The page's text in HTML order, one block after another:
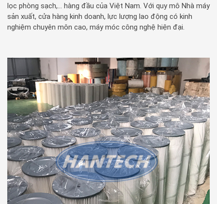
lọc phòng sạch,… hàng đầu của Việt Nam. Với quy mô Nhà máy
sản xuất, cửa hàng kinh doanh, lực lượng lao động có kinh
nghiệm chuyên môn cao, máy móc công nghệ hiện đại.